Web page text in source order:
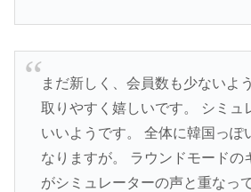
まだ新しく、会員数も少ないよ
取りやすく嬉しいです。 シミュ
いいようです。 全体に韓国っぽ
なりますが。 ラウンドモードの
がシミュレーターの声と重なっ